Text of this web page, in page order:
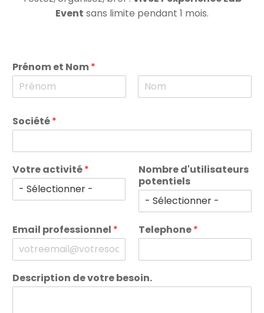
Event sans limite pendant 1 mois.
Prénom et Nom*
r
é
m
Société*
Votre activité*
Nombre d'utilisateurs
potentiels
Email professionnel * Telephone*
Description de votre besoin.